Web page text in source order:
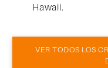
Hawaii.
VER TODOS LOS